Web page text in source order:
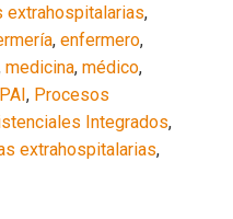
extrahospitalarias,
,enfermero,
medicina,médico,
PAI, Procesos
Integrados,
extrahospitalarias,